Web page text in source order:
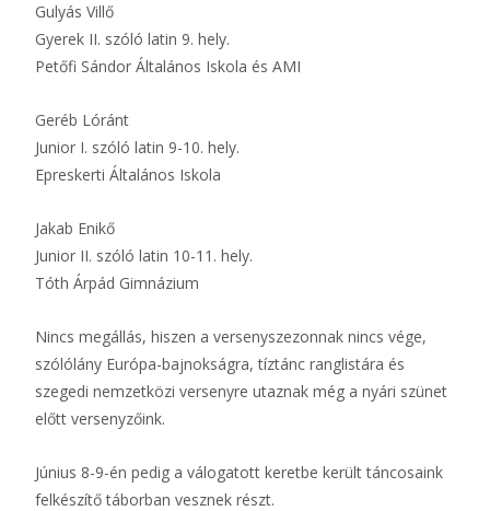
Gulyás Villő
Gyerek II. szóló latin 9. hely.
Petőfi Sándor Általános Iskola és AMI
Geréb Lóránt
Junior I. szóló latin 9-10. hely.
Epreskerti Általános Iskola
Jakab Enikő
Junior II. szóló latin 10-11. hely.
Tóth Árpád Gimnázium
Nincs megállás, hiszen a versenyszezonnak nincs vége,
szólólány Európa-bajnokságra, tíztánc ranglistára és
szegedi nemzetközi versenyre utaznak még a nyári szünet
előtt versenyzőink.
Június 8-9-én pedig a válogatott keretbe került táncosaink
felkészítő táborban vesznek részt.